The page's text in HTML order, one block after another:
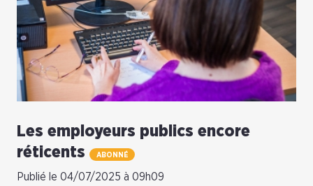
Les employeurs publics encore
réticents
ABONNÉ
Publié le 04/07/2025 à 09h09